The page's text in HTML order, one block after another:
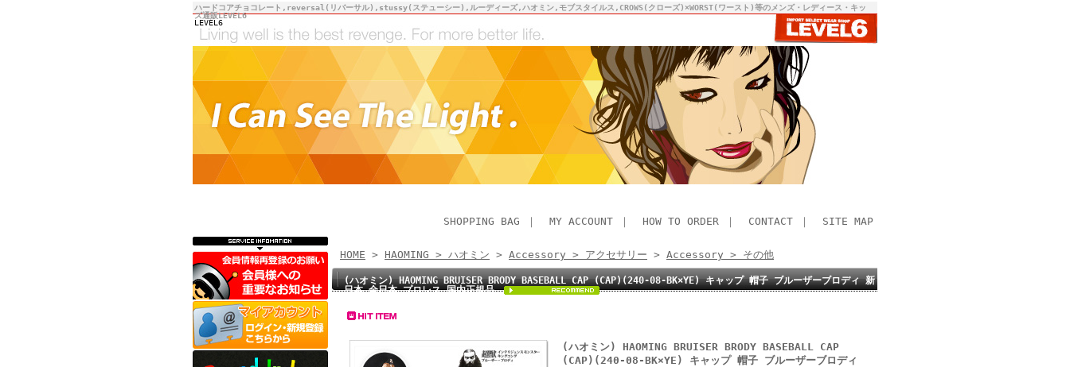
ハードコアチョコレート,reversal(リバーサル),stussy(ステューシー),ルーディーズ,ハオミン,モブスタイルス,CROWS(クローズ)×WORST(ワースト)等のメンズ・レディース・キッ
ズ通販LEVEL6
LEVEL6
SHOPPING BAG ｜ MY ACCOUNT ｜ HOW TO ORDER ｜ CONTACT ｜ SITE MAP
HOME > HAOMING > ハオミン > Accessory > アクセサリー > Accessory > その他
(ハオミン) HAOMING BRUISER BRODY BASEBALL CAP (CAP)(240-08-BK×YE) キャップ 帽子 ブルーザーブロディ 新
日本 全日本 プロレス 国内正規品
(ハオミン) HAOMING BRUISER BRODY BASEBALL CAP
(CAP)(240-08-BK×YE) キャップ 帽子 ブルーザーブロディ